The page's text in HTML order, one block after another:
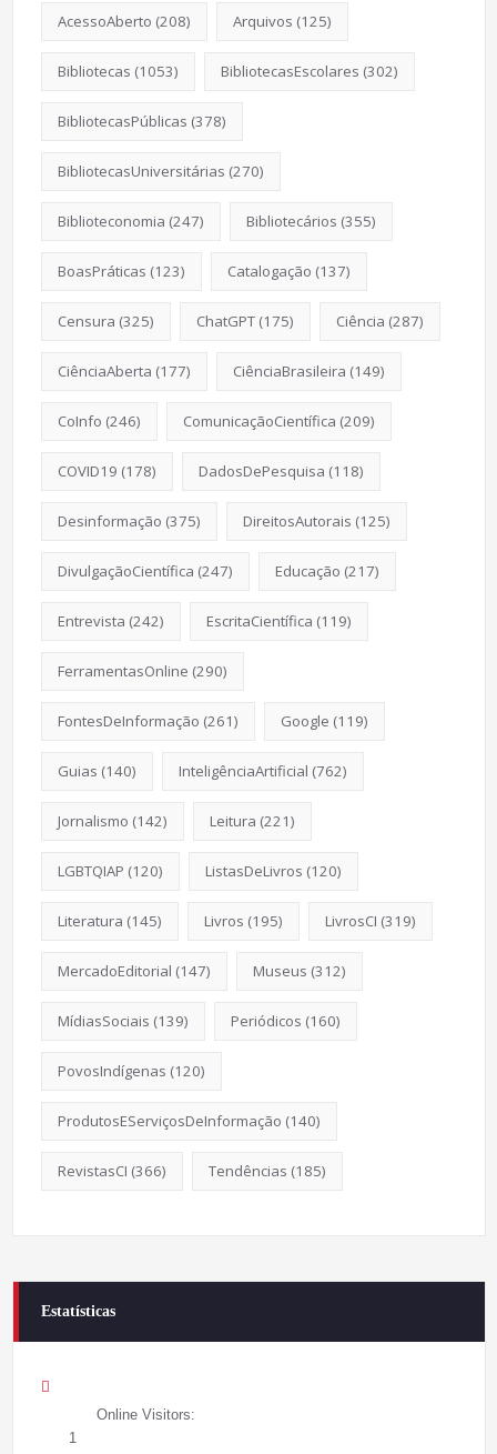
AcessoAberto (208) Arquivos (125)
Bibliotecas (1053) BibliotecasEscolares (302)
BibliotecasPúblicas (378)
BibliotecasUniversitárias (270)
Biblioteconomia (247) Bibliotecários (355)
BoasPráticas (123) Catalogação (137)
Censura (325) ChatGPT(175) Ciência (287)
CiênciaAberta (177) CiênciaBrasileira (149)
CoInfo (246) ComunicaçãoCientífica (209)
COVID19 (178) DadosDePesquisa (118)
Desinformação (375) DireitosAutorais (125)
DivulgaçãoCientífica (247) Educação (217)
Entrevista (242) EscritaCientífica (119)
FerramentasOnline (290)
FontesDeInformação (261) Google (119)
Guias (140) InteligênciaArtificial (762)
Jornalismo (142) Leitura (221)
LGBTQIAP (120) ListasDeLivros (120)
Literatura (145) Livros (195) LivrosCI (319)
MercadoEditorial (147) Museus (312)
MídiasSociais (139) Periódicos (160)
PovosIndígenas (120)
ProdutosEServiçosDeInformação (140)
RevistasCI (366) Tendências (185)
Estatísticas
Online Visitors:
1